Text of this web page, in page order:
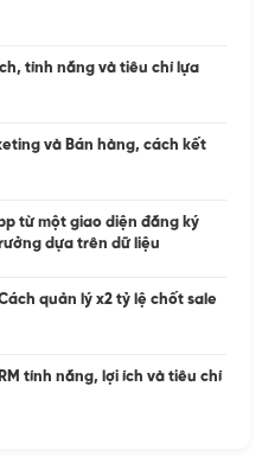
tính năng và tiêu chí lựa
và Bán hàng, cách kết
từ một giao diện đăng ký
dựa trên dữ liệu
quản lý x2 tỷ lệ chốt sale
tính năng, lợi ích và tiêu chí